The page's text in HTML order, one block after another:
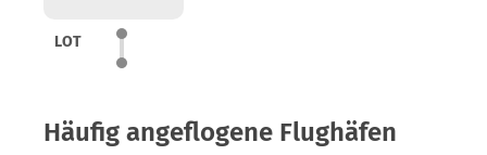
LOT
Häufig angeflogene Flughäfen